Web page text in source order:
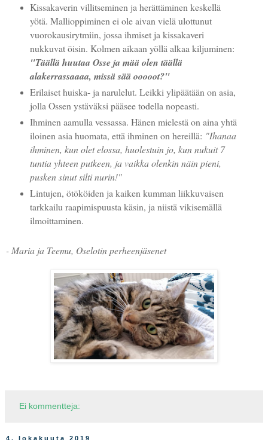
Kissakaverin villitseminen ja herättäminen keskellä
yötä. Mallioppiminen ei ole aivan vielä ulottunut
vuorokausirytmiin, jossa ihmiset ja kissakaveri
nukkuvat öisin. Kolmen aikaan yöllä alkaa kiljuminen:
"Täällä huutaa Osse ja mää olen täällä
alakerrassaaaa, missä sää ooooot?"
Erilaiset huiska- ja narulelut. Leikki ylipäätään on asia,
jolla Ossen ystäväksi pääsee todella nopeasti.
Ihminen aamulla vessassa. Hänen mielestä on aina yhtä
iloinen asia huomata, että ihminen on hereillä: "Ihanaa
ihminen, kun olet elossa, huolestuin jo, kun nukuit 7
tuntia yhteen putkeen, ja vaikka olenkin näin pieni,
pusken sinut silti nurin!"
Lintujen, ötököiden ja kaiken kumman liikkuvaisen
tarkkailu raapimispuusta käsin, ja niistä vikisemällä
ilmoittaminen.
- Maria ja Teemu, Oselotin perheenjäsenet
Ei kommentteja:
4. lokakuuta 2019